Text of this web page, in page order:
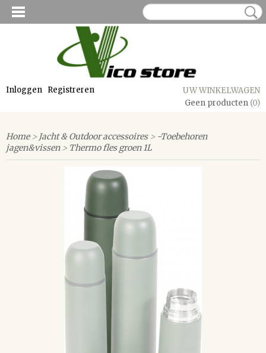
Inloggen Registreren
UW WINKELWAGEN
Geen producten (0)
Home> Jacht & Outdoor accessoires> -Toebehoren
jagen&vissen> Thermo fles groen 1L